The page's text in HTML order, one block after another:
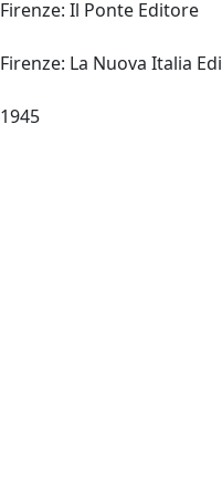
Firenze: Il Ponte Editore